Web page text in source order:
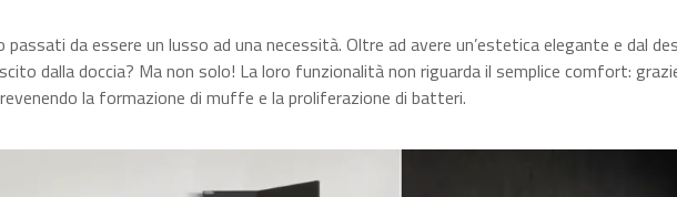
da essere un lusso ad una necessità. Oltre ad avere un’estetica elegante e dal
dalla doccia? Ma non solo! La loro funzionalità non riguarda il semplice comfort:
la formazione di muffe e la proliferazione di batteri.